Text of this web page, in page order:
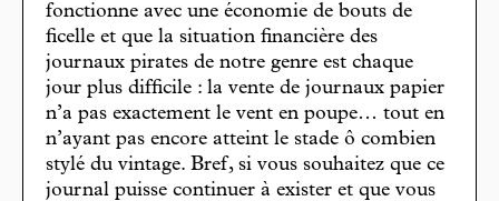
fonctionne avec une économie de bouts de
ficelle et que la situation financière des
journaux pirates de notre genre est chaque
jour plus difficile : la vente de journaux papier
n’a pas exactement le vent en poupe… tout en
n’ayant pas encore atteint le stade ô combien
stylé du vintage. Bref, si vous souhaitez que ce
journal puisse continuer à exister et que vous